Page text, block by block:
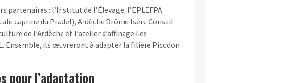
partenaires : l’Institut de l’Élevage, l’EPLEFPA
caprine du Pradel), Ardèche Drôme Isère Conseil
de l’Ardèche et l’atelier d’affinage Les
Ensemble, ils œuvreront à adapter la filière Picodon
pour l’adaptation